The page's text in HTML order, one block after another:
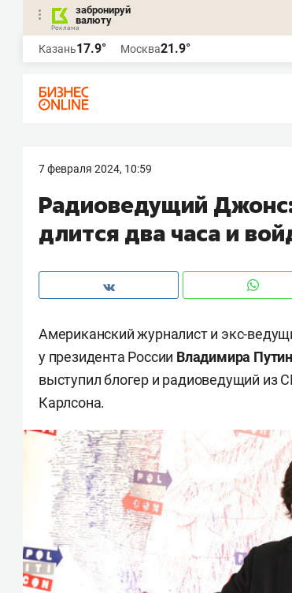
забронируй
валюту
Казань17.9° Москва21.9°
7 февраля 2024, 10:59
Радиоведущий
длится два часа и
Американский журналист и экс-
у президента России Владимира
выступил блогер и радиоведущий из
Карлсона.